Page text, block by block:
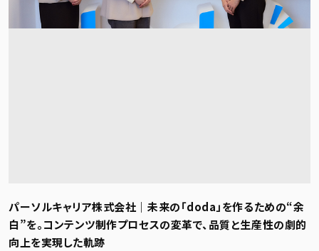
パーソルキャリア株式会社｜未来の「doda」を作るための“余
白”を。コンテンツ制作プロセスの変革で、品質と生産性の劇的
向上を実現した軌跡